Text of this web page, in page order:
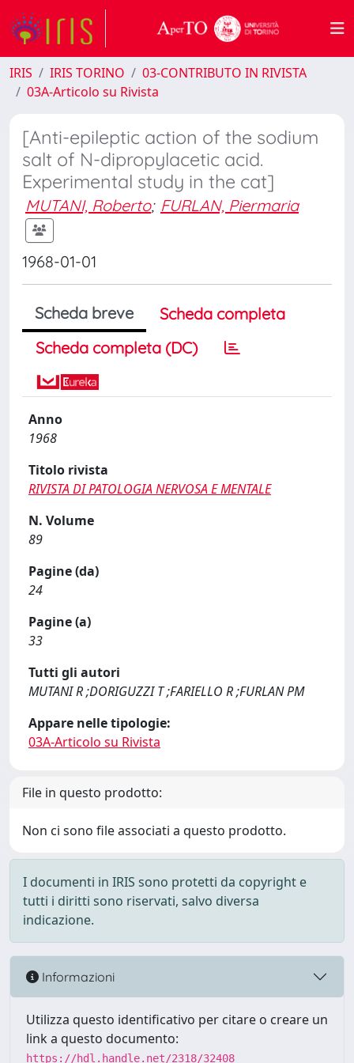
IRIS IRIS TORINO
03-CONTRIBUTO IN RIVISTA
03A-Articolo su Rivista
[Anti-epileptic action of the sodium
salt of N-dipropylacetic acid.
Experimental study in the cat]
MUTANI, Roberto; FURLAN, Piermaria
1968-01-01
Scheda breve
Scheda completa
Scheda completa (DC)
Anno
1968
Titolo rivista
RIVISTA DI PATOLOGIA NERVOSA E MENTALE
N. Volume
89
Pagine (da)
24
Pagine (a)
33
Tutti gli autori
MUTANI R ;DORIGUZZI T ;FARIELLO R ;FURLAN PM
Appare nelle tipologie:
03A-Articolo su Rivista
File in questo prodotto:
Non ci sono file associati a questo prodotto.
I documenti in IRIS sono protetti da copyright e
tutti i diritti sono riservati, salvo diversa
indicazione.
Informazioni
Utilizza questo identificativo per citare o creare un
link a questo documento:
https://hdl.handle.net/2318/32408